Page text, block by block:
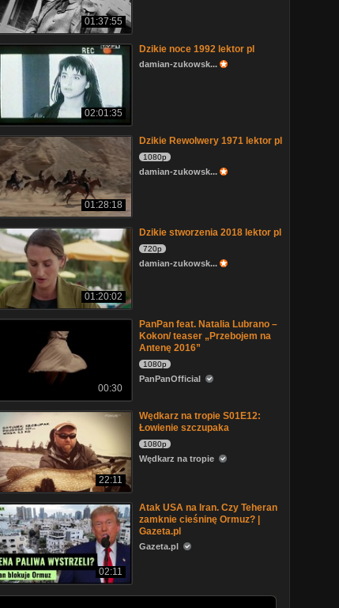
01:37:55
02:01:35
Dzikie noce 1992 lektor pl
damian-zukowsk...
01:28:18
Dzikie Rewolwery 1971 lektor pl
1080p
damian-zukowsk...
01:20:02
Dzikie stworzenia 2018 lektor pl
720p
damian-zukowsk...
00:30
PanPan feat. Natalia Lubrano –
Kokon/ teaser „Przebojem na
Antenę 2016”
1080p
PanPanOfficial
22:11
Wędkarz na tropie S01E12:
Łowienie szczupaka
1080p
Wędkarz na tropie
02:11
Atak USA na Iran. Czy Teheran
zamknie cieśninę Ormuz? |
Gazeta.pl
Gazeta.pl